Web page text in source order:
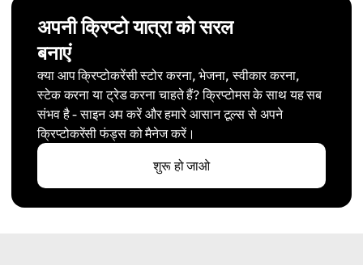
अपनी क्रिप्टो यात्रा को सरल
बनाएं
क्या आप क्रिप्टोकरेंसी स्टोर करना, भेजना, स्वीकार करना,
स्टेक करना या ट्रेड करना चाहते हैं? क्रिप्टोमस के साथ यह सब
संभव है - साइन अप करें और हमारे आसान टूल्स से अपने
क्रिप्टोकरेंसी फंड्स को मैनेज करें।
शुरू हो जाओ